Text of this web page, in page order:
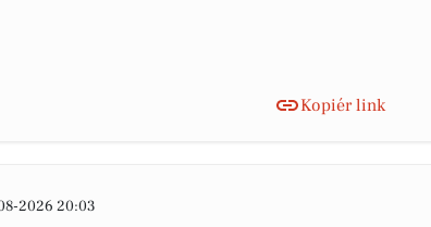
Kopiér link
2026 20:03